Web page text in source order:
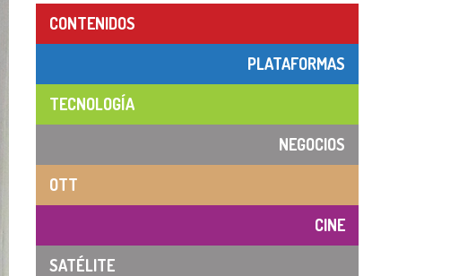
CONTENIDOS
PLATAFORMAS
TECNOLOGÍA
NEGOCIOS
OTT
CINE
SATÉLITE